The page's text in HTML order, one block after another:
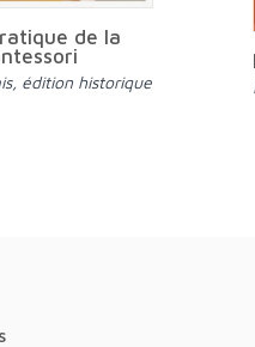
de la
édition historique